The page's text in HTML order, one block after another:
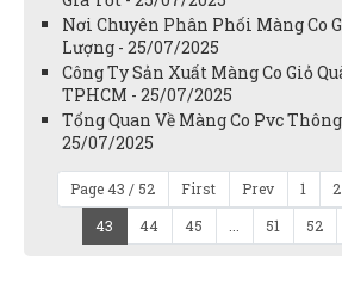
Nơi Chuyên Phân Phối Màng Co
Lượng - 25/07/2025
Công Ty Sản Xuất Màng Co Giỏ
TPHCM - 25/07/2025
Tổng Quan Về Màng Co Pvc
25/07/2025
Page 43 / 52 First Prev 1 2
43
44 45 51 52